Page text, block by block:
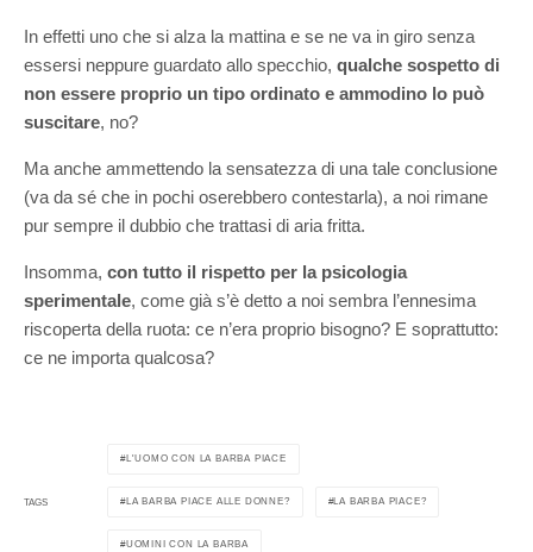
In effetti uno che si alza la mattina e se ne va in giro senza
essersi neppure guardato allo specchio, qualche sospetto di
non essere proprio un tipo ordinato e ammodino lo può
suscitare, no?
Ma anche ammettendo la sensatezza di una tale conclusione
(va da sé che in pochi oserebbero contestarla), a noi rimane
pur sempre il dubbio che trattasi di aria fritta.
Insomma, con tutto il rispetto per la psicologia
sperimentale, come già s’è detto a noi sembra l’ennesima
riscoperta della ruota: ce n’era proprio bisogno? E soprattutto:
ce ne importa qualcosa?
TAGS
L'UOMO CON LA BARBA PIACE
LA BARBA PIACE ALLE DONNE? LA BARBA PIACE?
UOMINI CON LA BARBA